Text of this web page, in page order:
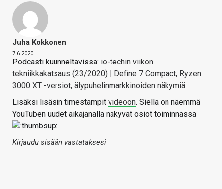
Juha Kokkonen
7.6.2020
Podcasti kuunneltavissa: io-techin viikon
tekniikkakatsaus (23/2020) | Define 7 Compact, Ryzen
3000 XT -versiot, älypuhelinmarkkinoiden näkymiä
Lisäksi lisäsin timestampit videoon. Siellä on näemmä
YouTuben uudet aikajanalla näkyvät osiot toiminnassa
Kirjaudu sisään vastataksesi